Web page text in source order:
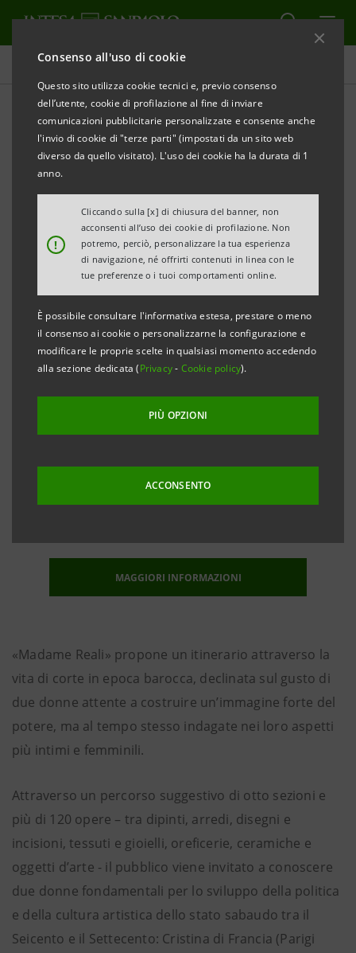
Consenso all'uso di cookie
Questo sito utilizza cookie tecnici e, previo consenso
dell’utente, cookie di profilazione al fine di inviare
comunicazioni pubblicitarie personalizzate e consente anche
l'invio di cookie di "terze parti" (impostati da un sito web
diverso da quello visitato). L'uso dei cookie ha la durata di 1
anno.
!
Cliccando sulla [x] di chiusura del banner, non
acconsenti all’uso dei cookie di profilazione. Non
potremo, perciò, personalizzare la tua esperienza
di navigazione, né offrirti contenuti in linea con le
tue preferenze o i tuoi comportamenti online.
È possibile consultare l'informativa estesa, prestare o meno
il consenso ai cookie o personalizzarne la configurazione e
modificare le proprie scelte in qualsiasi momento accedendo
alla sezione dedicata (Privacy- Cookie policy).
PIÙ OPZIONI
ACCONSENTO
Tutti gli eventi sostenuti dalla banca
CULTURA
Madame Reali
MAGGIORI INFORMAZIONI
«Madame Reali» propone un itinerario attraverso la
vita di corte in epoca barocca, declinata sul gusto di
due donne attente a costruire un’immagine forte del
potere, ma al tempo stesso indagate nei loro aspetti
più intimi e femminili.
Attraverso un percorso suggestivo di otto sezioni e
più di 120 opere – tra dipinti, arredi, disegni e
incisioni, tessuti e gioielli, oreficerie, ceramiche e
oggetti d’arte - il pubblico viene invitato a conoscere
due donne fondamentali per lo sviluppo della politica
e della cultura artistica dello stato sabaudo tra il
Seicento e il Settecento: Cristina di Francia (Parigi